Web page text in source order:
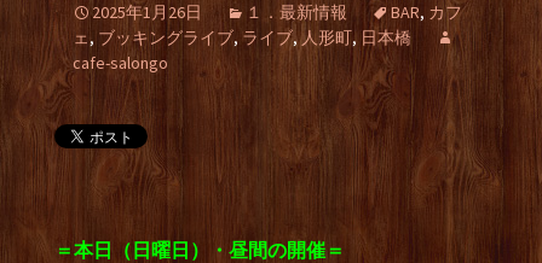
2025年1月26日 １．最新情報 BAR, カフ
ェ, ブッキングライブ, ライブ,人形町, 日本橋
cafe-salongo
＝本日（日曜日）・昼間の開催＝